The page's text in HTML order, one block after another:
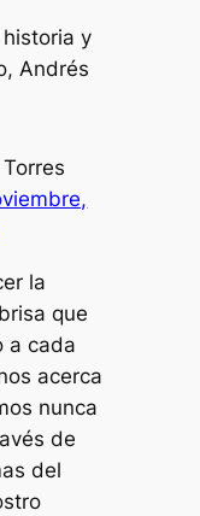
y
Andrés
la
que
a cada
acerca
nunca
de
del